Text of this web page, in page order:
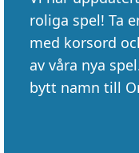
roliga spel! Ta
med korsord
av våra nya
bytt namn till